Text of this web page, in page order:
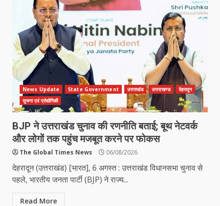
News Update State Government उत्तराखंड उत्तराखण्ड
देहरादून
सुचना एवं प्रोद्योगिकी
BJP ने उत्तराखंड चुनाव की रणनीति बताई; बूथ नेटवर्क
और लोगों तक पहुंच मजबूत करने पर फोकस
The Global Times News 06/08/2026
देहरादून (उत्तराखंड) [भारत], 6 अगस्त : उत्तराखंड विधानसभा चुनाव से
पहले, भारतीय जनता पार्टी (BJP) ने राज्य...
Read More